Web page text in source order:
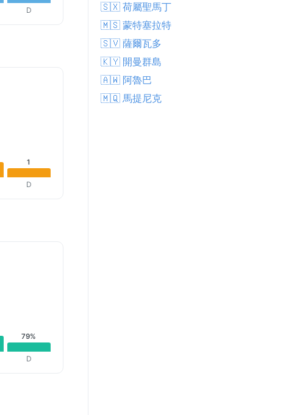
D
1
D
79%
D
🇸🇽 荷屬聖馬丁
🇲🇸 蒙特塞拉特
🇸🇻 薩爾瓦多
🇰🇾 開曼群島
🇦🇼 阿魯巴
🇲🇶 馬提尼克